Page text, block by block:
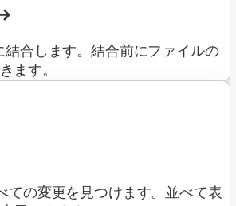
結合します。結合前にファイルの
ます。
ての変更を見つけます。並べて表